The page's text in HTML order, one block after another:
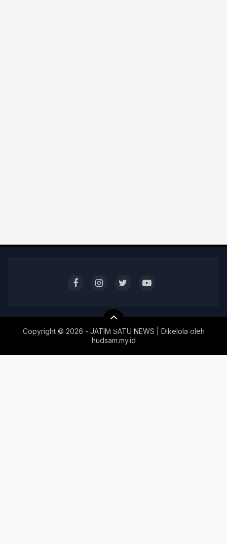
Copyright © 2026 - JATIM SATU NEWS | Dikelola oleh
hudsam.my.id